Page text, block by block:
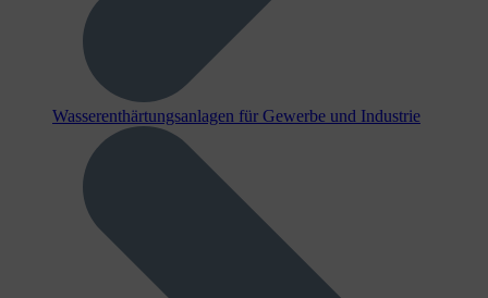
Wasserenthärtungsanlagen für Gewerbe und Industrie